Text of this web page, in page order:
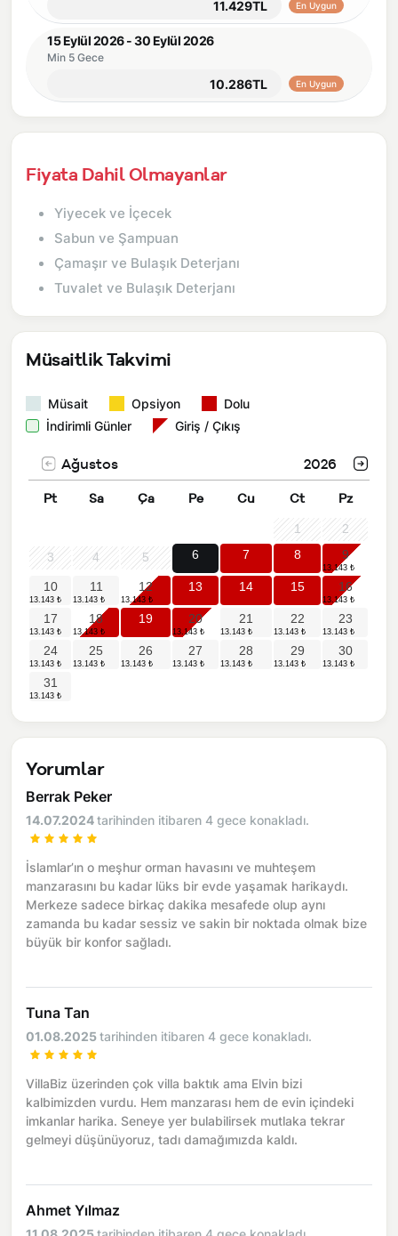
11.429TL En Uygun
15 Eylül 2026 - 30 Eylül 2026
Min 5 Gece
10.286TL En Uygun
Fiyata Dahil Olmayanlar
Yiyecek ve İçecek
Sabun ve Şampuan
Çamaşır ve Bulaşık Deterjanı
Tuvalet ve Bulaşık Deterjanı
Müsaitlik Takvimi
Müsait Opsiyon
Dolu
İndirimli Günler
Giriş / Çıkış
Ağustos 2026
Pt Sa Ça Pe Cu Ct Pz
1
2
3
4 5 6 7 8 9
10 11 12 13 14 15 16
17 18 19 20 21 22 23
24 25 26 27 28 29 30
31
Yorumlar
Berrak Peker
14.07.2024tarihinden itibaren 4 gece konakladı.
İslamlar’ın o meşhur orman havasını ve muhteşem
manzarasını bu kadar lüks bir evde yaşamak harikaydı.
Merkeze sadece birkaç dakika mesafede olup aynı
zamanda bu kadar sessiz ve sakin bir noktada olmak bize
büyük bir konfor sağladı.
Tuna Tan
01.08.2025tarihinden itibaren 4 gece konakladı.
VillaBiz üzerinden çok villa baktık ama Elvin bizi
kalbimizden vurdu. Hem manzarası hem de evin içindeki
imkanlar harika. Seneye yer bulabilirsek mutlaka tekrar
gelmeyi düşünüyoruz, tadı damağımızda kaldı.
Ahmet Yılmaz